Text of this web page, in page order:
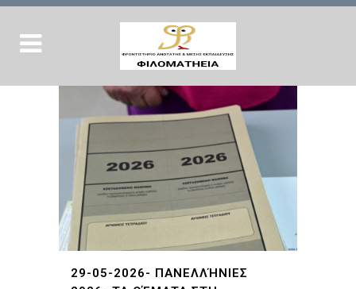
29-05-2026- ΠΑΝΕΛΛΉΝΙΕΣ